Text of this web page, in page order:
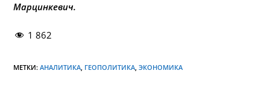
Марцинкевич.
1 862
МЕТКИ:АНАЛИТИКА, ГЕОПОЛИТИКА, ЭКОНОМИКА